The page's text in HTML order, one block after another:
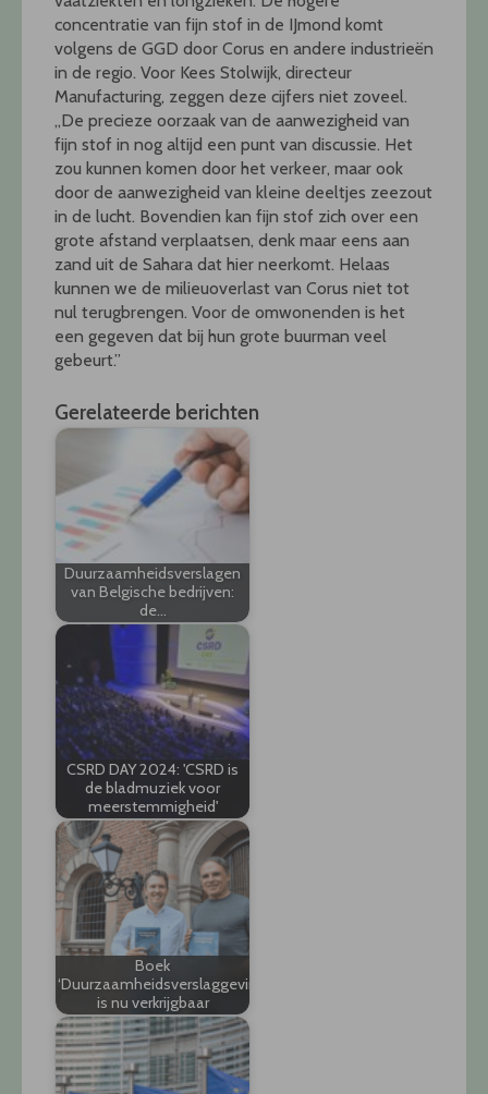
concentratie van fijn stof in de IJmond komt
volgens de GGD door Corus en andere industrieën
in de regio. Voor Kees Stolwijk, directeur
Manufacturing, zeggen deze cijfers niet zoveel.
,,De precieze oorzaak van de aanwezigheid van
fijn stof in nog altijd een punt van discussie. Het
zou kunnen komen door het verkeer, maar ook
door de aanwezigheid van kleine deeltjes zeezout
in de lucht. Bovendien kan fijn stof zich over een
grote afstand verplaatsen, denk maar eens aan
zand uit de Sahara dat hier neerkomt. Helaas
kunnen we de milieuoverlast van Corus niet tot
nul terugbrengen. Voor de omwonenden is het
een gegeven dat bij hun grote buurman veel
gebeurt.”
Gerelateerde berichten
Duurzaamheidsverslagen
van Belgische bedrijven:
de…
CSRD DAY 2024: 'CSRD is
de bladmuziek voor
meerstemmigheid'
Boek
‘Duurzaamheidsverslaggeving’
is nu verkrijgbaar